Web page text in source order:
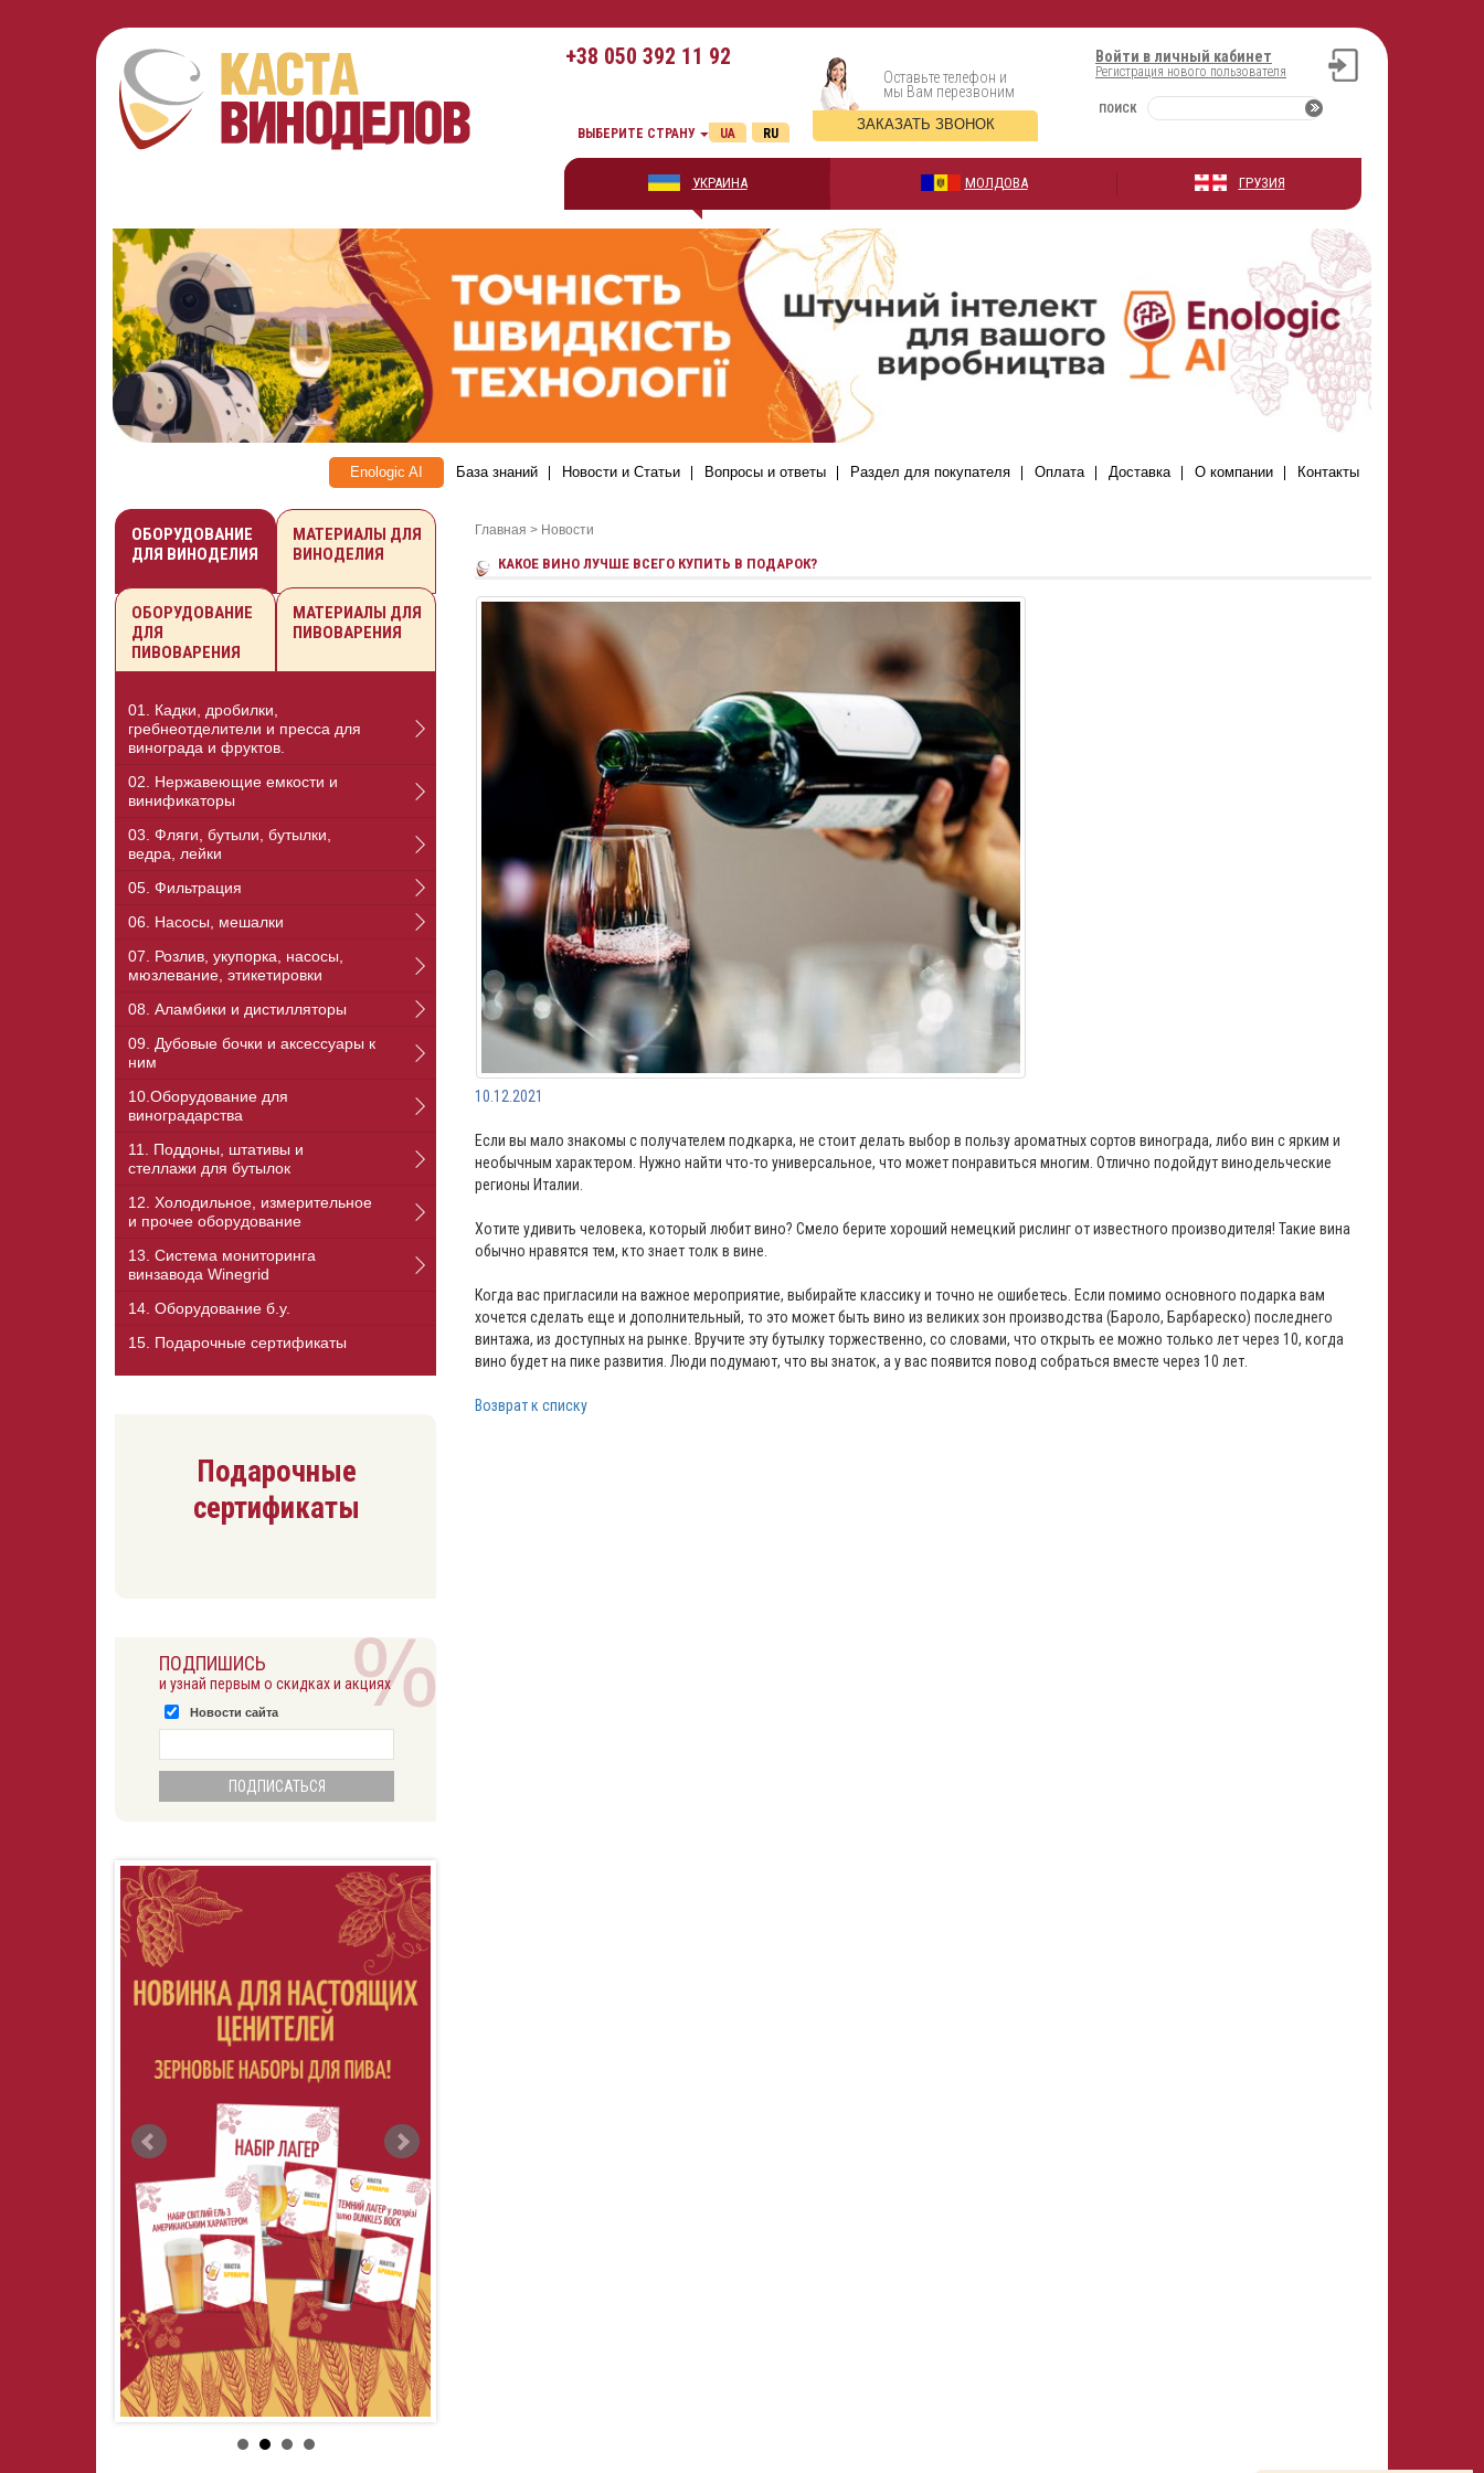
+38 050 392 11 92 Войти в личный кабинет
Регистрация нового пользователя
ПОИСК
Оставьте телефон и
мы Вам перезвоним
ЗАКАЗАТЬ ЗВОНОК
ВЫБЕРИТЕ СТРАНУ RU
UA
УКРАИНА МОЛДОВА ГРУЗИЯ
Enologic AI База знаний Новости и Статьи Вопросы и ответы Раздел для покупателя Оплата Доставка О компании Контакты
Главная > Новости
КАКОЕ ВИНО ЛУЧШЕ ВСЕГО КУПИТЬ В ПОДАРОК?
10.12.2021
Если вы мало знакомы с получателем подкарка, не стоит делать выбор в пользу ароматных сортов винограда, либо вин с ярким и
необычным характером. Нужно найти что-то универсальное, что может понравиться многим. Отлично подойдут винодельческие
регионы Италии.
Хотите удивить человека, который любит вино? Смело берите хороший немецкий рислинг от известного производителя! Такие вина
обычно нравятся тем, кто знает толк в вине.
Когда вас пригласили на важное мероприятие, выбирайте классику и точно не ошибетесь. Если помимо основного подарка вам
хочется сделать еще и дополнительный, то это может быть вино из великих зон производства (Бароло, Барбареско) последнего
винтажа, из доступных на рынке. Вручите эту бутылку торжественно, со словами, что открыть ее можно только лет через 10, когда
вино будет на пике развития. Люди подумают, что вы знаток, а у вас появится повод собраться вместе через 10 лет.
Возврат к списку
ОБОРУДОВАНИЕ
ДЛЯ ВИНОДЕЛИЯ
МАТЕРИАЛЫ ДЛЯ
ВИНОДЕЛИЯ
ОБОРУДОВАНИЕ
ДЛЯ
ПИВОВАРЕНИЯ
МАТЕРИАЛЫ ДЛЯ
ПИВОВАРЕНИЯ
01. Кадки, дробилки,
гребнеотделители и пресса для
винограда и фруктов.
02. Нержавеющие емкости и
винификаторы
03. Фляги, бутыли, бутылки,
ведра, лейки
05. Фильтрация
06. Насосы, мешалки
07. Розлив, укупорка, насосы,
мюзлевание, этикетировки
08. Аламбики и дистилляторы
09. Дубовые бочки и аксессуары к
ним
10.Оборудование для
виноградарства
11. Поддоны, штативы и
стеллажи для бутылок
12. Холодильное, измерительное
и прочее оборудование
13. Cистема мониторинга
винзавода Winegrid
14. Оборудование б.у.
15. Подарочные сертификаты
Подарочные
сертификаты
ПОДПИШИСЬ
и узнай первым о скидках и акциях
Новости сайта